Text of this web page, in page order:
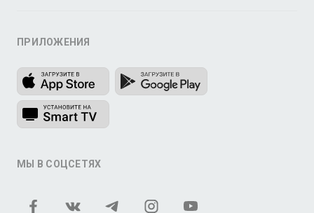
ПРИЛОЖЕНИЯ
МЫ В СОЦСЕТЯХ